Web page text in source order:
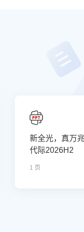
新全光，真万
代际2026H2
1 页